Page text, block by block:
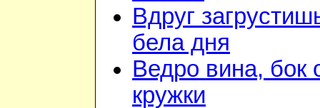
Вдруг
бела дня
Ведро вина, бок
кружки